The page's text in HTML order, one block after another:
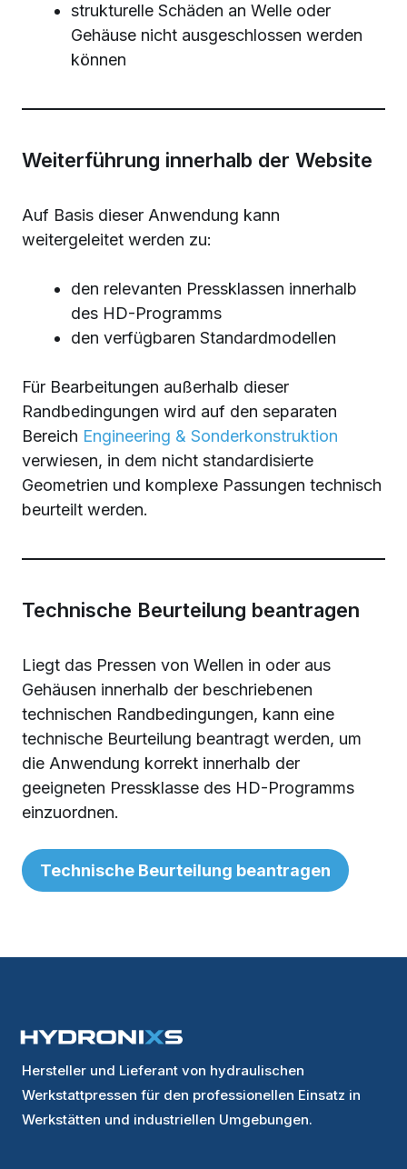
strukturelle Schäden an Welle oder
Gehäuse nicht ausgeschlossen werden
können
Weiterführung innerhalb der Website
Auf Basis dieser Anwendung kann
weitergeleitet werden zu:
den relevanten Pressklassen innerhalb
des HD-Programms
den verfügbaren Standardmodellen
Für Bearbeitungen außerhalb dieser
Randbedingungen wird auf den separaten
Bereich Engineering & Sonderkonstruktion
verwiesen, in dem nicht standardisierte
Geometrien und komplexe Passungen technisch
beurteilt werden.
Technische Beurteilung beantragen
Liegt das Pressen von Wellen in oder aus
Gehäusen innerhalb der beschriebenen
technischen Randbedingungen, kann eine
technische Beurteilung beantragt werden, um
die Anwendung korrekt innerhalb der
geeigneten Pressklasse des HD-Programms
einzuordnen.
Technische Beurteilung beantragen
Hersteller und Lieferant von hydraulischen
Werkstattpressen für den professionellen Einsatz in
Werkstätten und industriellen Umgebungen.